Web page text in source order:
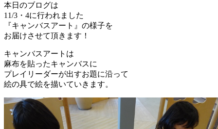
本日のブログは
11/3・4に行われました
『キャンバスアート』の様子を
お届けさせて頂きます！
キャンバスアートは
麻布を貼ったキャンバスに
プレイリーダーが出すお題に沿って
絵の具で絵を描いていきます。